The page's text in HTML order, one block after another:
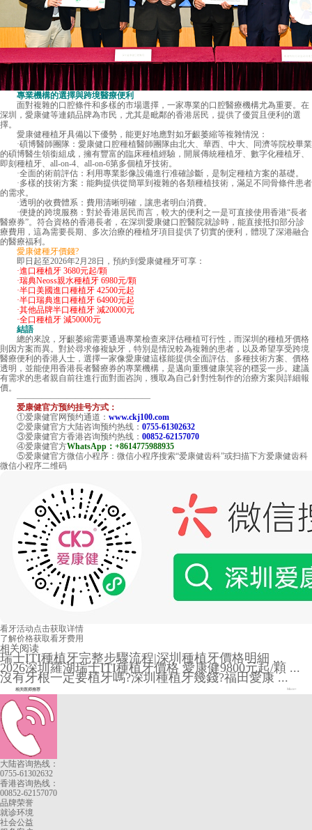
專業機構的選擇與跨境醫療便利
面對複雜的口腔條件和多樣的市場選擇，一家專業的口腔醫療機構尤為重要。在
深圳，愛康健等連鎖品牌為市民，尤其是毗鄰的香港居民，提供了優質且便利的選
擇。
愛康健種植牙具備以下優勢，能更好地應對如牙齦萎縮等複雜情況：
·碩博醫師團隊：愛康健口腔種植醫師團隊由北大、華西、中大、同濟等院校畢業
的碩博醫生領銜組成，擁有豐富的臨床種植經驗，開展傳統種植牙、數字化種植牙、
即刻種植牙、all-on-4、all-on-6第多個植牙技術。
·全面的術前評估：利用專業影像設備進行准確診斷，是制定種植方案的基礎。
·多樣的技術方案：能夠提供從簡單到複雜的各類種植技術，滿足不同骨條件患者
的需求。
·透明的收費體系：費用清晰明確，讓患者明白消費。
·便捷的跨境服務：對於香港居民而言，較大的便利之一是可直接使用香港“長者
醫療券”。符合資格的香港長者，在深圳愛康健口腔醫院就診時，能直接抵扣部分診
療費用，這為需要長期、多次治療的種植牙項目提供了切實的便利，體現了深港融合
的醫療福利。
愛康健種牙價錢?
即日起至2026年2月28日，預約到愛康健種牙可享：
·進口種植牙 3680元起/顆
·瑞典Neoss親水種植牙 6980元/顆
·半口美國進口種植牙 42500元起
·半口瑞典進口種植牙 64900元起
·其他品牌半口種植牙 減20000元
·全口種植牙 減50000元
結語
總的來說，牙齦萎縮需要通過專業檢查來評估種植可行性，而深圳的種植牙價格
則因方案而異。對於尋求修複缺牙，特別是情況較為複雜的患者，以及希望享受跨境
醫療便利的香港人士，選擇一家像愛康健這樣能提供全面評估、多種技術方案、價格
透明，並能使用香港長者醫療券的專業機構，是邁向重獲健康笑容的穩妥一步。建議
有需求的患者親自前往進行面對面咨詢，獲取為自己針對性制作的治療方案與詳細報
價。
————————————————
爱康健官方预约挂号方式：
①爱康健官网预约通道： www.ckj100.com
②爱康健官方大陆咨询预约热线： 0755-61302632
③爱康健官方香港咨询预约热线： 00852-62157070
④爱康健官方WhatsApp：+8614775988935
⑤爱康健官方微信小程序：微信小程序搜索“爱康健齿科”或扫描下方爱康健齿科
微信小程序二维码
看牙活动点击获取详情
了解价格获取看牙费用
相关阅读
瑞士ITI種植牙完整步驟流程|深圳種植牙價格明細 ...
2026深圳羅湖瑞士ITI種植牙價格 愛康健9800元起/顆 ...
沒有牙根一定要植牙嗎?深圳種植牙幾錢?福田愛康 ...
相关医师推荐 More+
大陆咨询热线：
0755-61302632
香港咨询热线：
00852-62157070
品牌荣誉
就诊环境
社会公益